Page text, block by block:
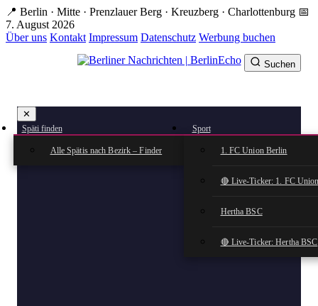
Zum
Hauptinhalt
springen
📍 Berlin · Mitte · Prenzlauer Berg · Kreuzberg · Charlottenburg 📅
7. August 2026
Über uns Kontakt Impressum Datenschutz Werbung buchen
✕
Späti finden
Alle Spätis nach Bezirk – Finder
Sport
1. FC Union Berlin
🔴 Live-Ticker: 1. FC
Hertha BSC
🔴 Live-Ticker: Hertha BSC
Suchen